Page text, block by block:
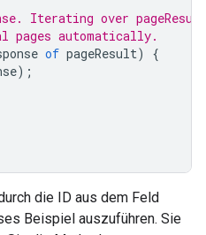
Iterating over
pages automatically.
of pageResult)
{
);
die ID aus dem Feld
Beispiel auszuführen. Sie